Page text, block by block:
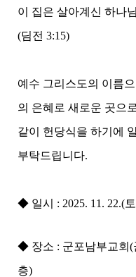
이 집은 살아계신 하나
(딤전3:15)
예수 그리스도의 이름
의 은혜로 새로운 곳으
같이 헌당식을 하기에
부탁드립니다.
◆ 일시 : 2025. 11. 22.(토
◆ 장소 : 군포남부교회(
층)